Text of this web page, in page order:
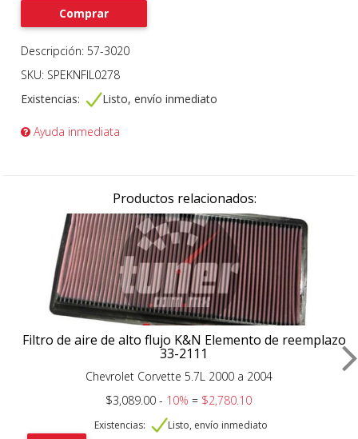
Comprar
Descripción: 57-3020
SKU: SPEKNFIL0278
Existencias:
Listo, envío inmediato
Ayuda inmediata
Productos relacionados:
Filtro de aire de alto flujo K&N Elemento de reemplazo
33-2111
Chevrolet Corvette 5.7L 2000 a 2004
$3,089.00 - 10%= $2,780.10
Existencias: Listo, envío inmediato